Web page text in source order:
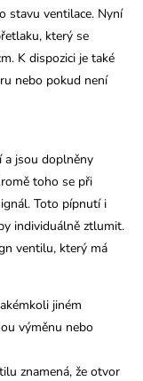
stavu ventilace. Nyní
který se
K dispozici je také
nebo pokud není
a jsou doplněny
toho se při
Toto pípnutí i
individuálně ztlumit.
ventilu, který má
jiném
výměnu nebo
znamená, že otvor